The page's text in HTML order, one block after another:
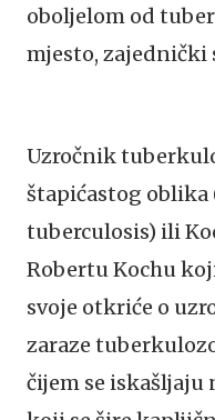
oboljelom od
mjesto, zajednički
Uzročnik
štapićastog
tuberculosis) ili
Robertu Kochu
svoje otkriće o
zaraze
čijem se iskašljaju